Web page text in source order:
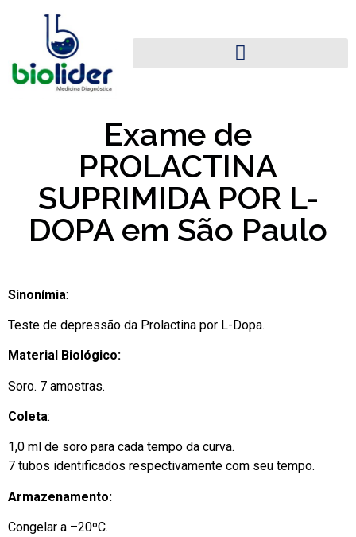
Exame de
PROLACTINA
SUPRIMIDA POR L-
DOPA em São Paulo
Sinonímia:
Teste de depressão da Prolactina por L-Dopa.
Material Biológico:
Soro. 7 amostras.
Coleta:
1,0 ml de soro para cada tempo da curva.
7 tubos identificados respectivamente com seu tempo.
Armazenamento:
Congelar a –20ºC.